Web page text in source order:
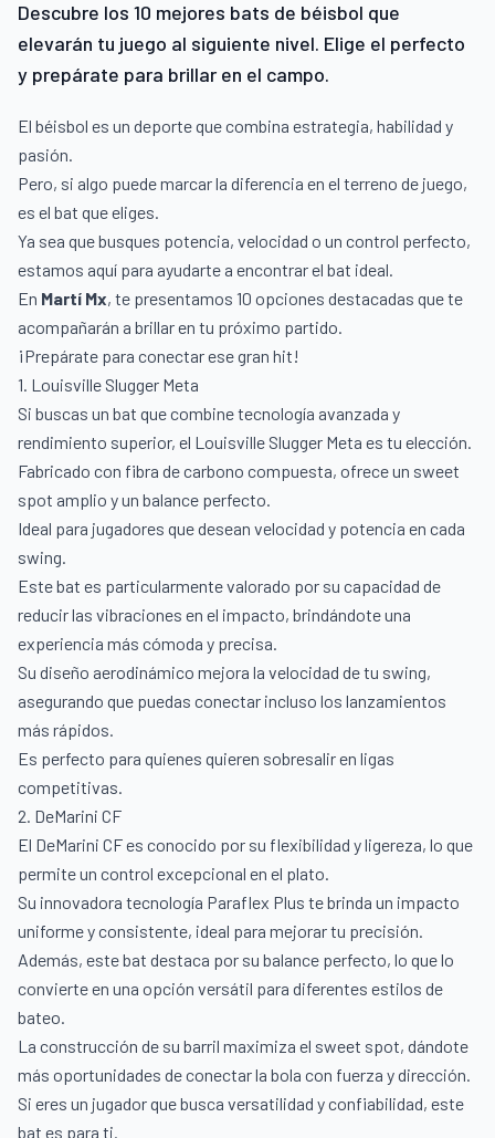
Descubre los 10 mejores bats de béisbol que
elevarán tu juego al siguiente nivel. Elige el perfecto
y prepárate para brillar en el campo.
El béisbol es un deporte que combina estrategia, habilidad y
pasión.
Pero, si algo puede marcar la diferencia en el terreno de juego,
es el bat que eliges.
Ya sea que busques potencia, velocidad o un control perfecto,
estamos aquí para ayudarte a encontrar el bat ideal.
En Martí Mx, te presentamos 10 opciones destacadas que te
acompañarán a brillar en tu próximo partido.
¡Prepárate para conectar ese gran hit!
1. Louisville Slugger Meta
Si buscas un bat que combine tecnología avanzada y
rendimiento superior, el Louisville Slugger Meta es tu elección.
Fabricado con fibra de carbono compuesta, ofrece un sweet
spot amplio y un balance perfecto.
Ideal para jugadores que desean velocidad y potencia en cada
swing.
Este bat es particularmente valorado por su capacidad de
reducir las vibraciones en el impacto, brindándote una
experiencia más cómoda y precisa.
Su diseño aerodinámico mejora la velocidad de tu swing,
asegurando que puedas conectar incluso los lanzamientos
más rápidos.
Es perfecto para quienes quieren sobresalir en ligas
competitivas.
2. DeMarini CF
El DeMarini CF es conocido por su flexibilidad y ligereza, lo que
permite un control excepcional en el plato.
Su innovadora tecnología Paraflex Plus te brinda un impacto
uniforme y consistente, ideal para mejorar tu precisión.
Además, este bat destaca por su balance perfecto, lo que lo
convierte en una opción versátil para diferentes estilos de
bateo.
La construcción de su barril maximiza el sweet spot, dándote
más oportunidades de conectar la bola con fuerza y dirección.
Si eres un jugador que busca versatilidad y confiabilidad, este
bat es para ti.